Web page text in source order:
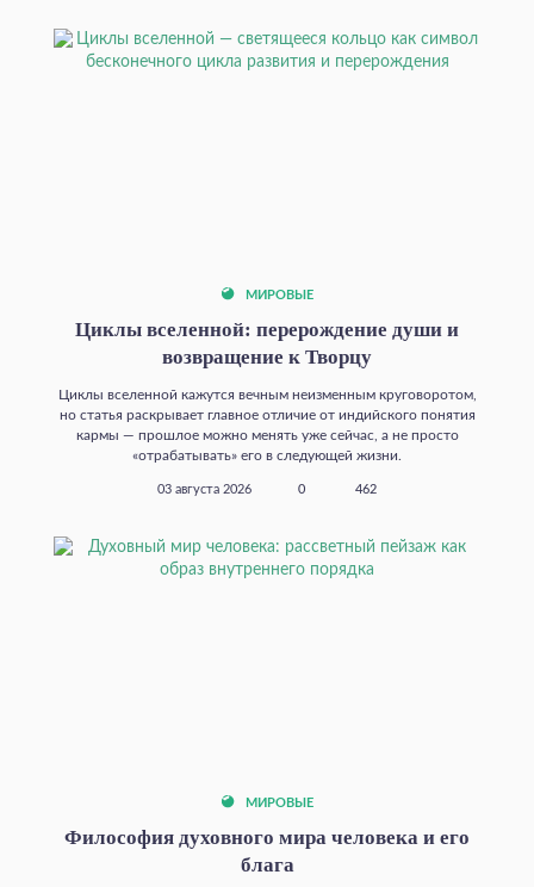
МИРОВЫЕ
Циклы вселенной: перерождение души и
возвращение к Творцу
Циклы вселенной кажутся вечным неизменным круговоротом,
но статья раскрывает главное отличие от индийского понятия
кармы — прошлое можно менять уже сейчас, а не просто
«отрабатывать» его в следующей жизни.
03 августа 2026 0 462
МИРОВЫЕ
Философия духовного мира человека и его
блага